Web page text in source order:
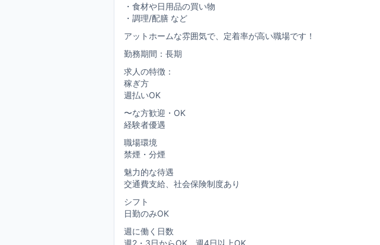
・食材や日用品の買い物
・調理/配膳 など
アットホームな雰囲気で、定着率が高い職場です！
勤務期間：長期
求人の特徴：
稼ぎ方
週払いOK
〜な方歓迎・OK
経験者優遇
職場環境
禁煙・分煙
魅力的な待遇
交通費支給、社会保険制度あり
シフト
日勤のみOK
週に働く日数
週2・3日からOK、週4日以上OK